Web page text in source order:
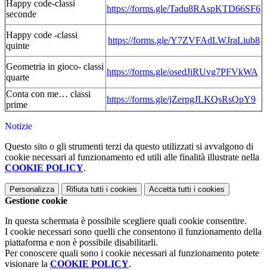
Happy code-classi
seconde
https://forms.gle/Tadu8RAspKTD66SF6
Happy code -classi
quinte
https://forms.gle/Y7ZVFAdLWJraLiub8
Geometria in gioco- classi
quarte
https://forms.gle/osedJiRUvg7PFVkWA
Conta con me… classi
prime
https://forms.gle/jZerpgJLKQsRsQpY9
Notizie
Questo sito o gli strumenti terzi da questo utilizzati si avvalgono di
cookie necessari al funzionamento ed utili alle finalità illustrate nella
COOKIE POLICY.
Personalizza Rifiuta tutti i cookies Accetta tutti i cookies
Gestione cookie
In questa schermata è possibile scegliere quali cookie consentire.
I cookie necessari sono quelli che consentono il funzionamento della
piattaforma e non è possibile disabilitarli.
Per conoscere quali sono i cookie necessari al funzionamento potete
visionare la COOKIE POLICY.